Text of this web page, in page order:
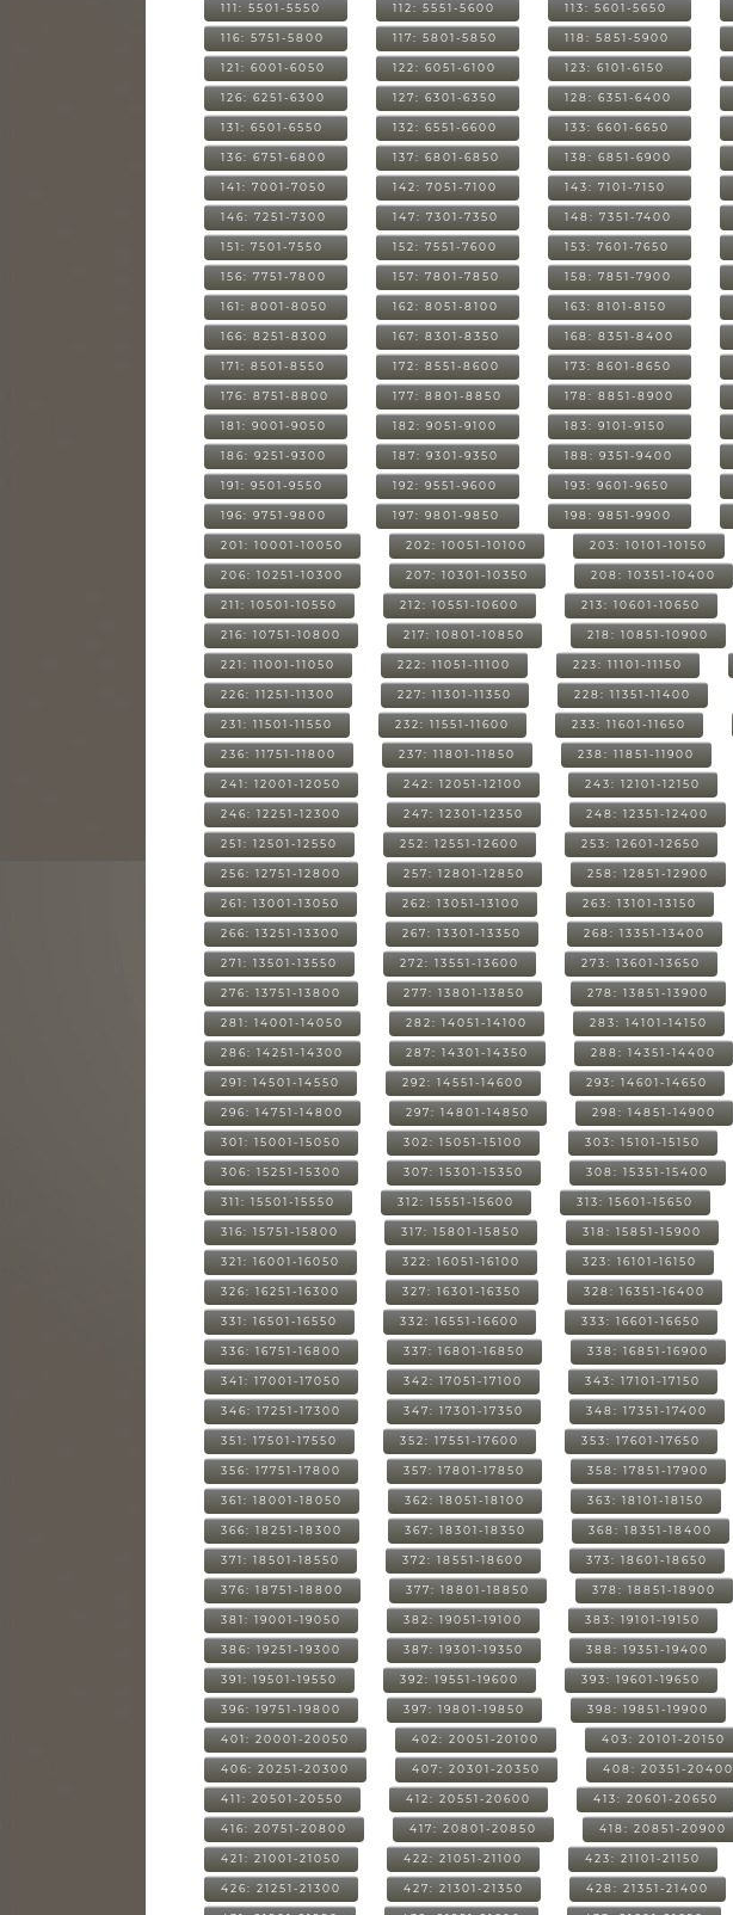
111: 5501-5550 112: 5551-5600 113: 5601-5650
116: 5751-5800 117: 5801-5850 118: 5851-5900
121: 6001-6050 122: 6051-6100 123: 6101-6150
126: 6251-6300 127: 6301-6350 128: 6351-6400
131: 6501-6550 132: 6551-6600 133: 6601-6650
136: 6751-6800 137: 6801-6850 138: 6851-6900
141: 7001-7050 142: 7051-7100 143: 7101-7150
146: 7251-7300 147: 7301-7350 148: 7351-7400
151: 7501-7550 152: 7551-7600 153: 7601-7650
156: 7751-7800 157: 7801-7850 158: 7851-7900
161: 8001-8050 162: 8051-8100 163: 8101-8150
166: 8251-8300 167: 8301-8350 168: 8351-8400
171: 8501-8550 172: 8551-8600 173: 8601-8650
176: 8751-8800 177: 8801-8850 178: 8851-8900
181: 9001-9050 182: 9051-9100 183: 9101-9150
186: 9251-9300 187: 9301-9350 188: 9351-9400
191: 9501-9550 192: 9551-9600 193: 9601-9650
196: 9751-9800 197: 9801-9850 198: 9851-9900
201: 10001-10050 202: 10051-10100 203: 10101-10150
206: 10251-10300 207: 10301-10350 208: 10351-10400
211: 10501-10550 212: 10551-10600 213: 10601-10650
216: 10751-10800 217: 10801-10850 218: 10851-10900
221: 11001-11050 222: 11051-11100 223: 11101-11150
226: 11251-11300 227: 11301-11350 228: 11351-11400
231: 11501-11550 232: 11551-11600 233: 11601-11650
236: 11751-11800 237: 11801-11850 238: 11851-11900
241: 12001-12050 242: 12051-12100 243: 12101-12150
246: 12251-12300 247: 12301-12350 248: 12351-12400
251: 12501-12550 252: 12551-12600 253: 12601-12650
256: 12751-12800 257: 12801-12850 258: 12851-12900
261: 13001-13050 262: 13051-13100 263: 13101-13150
266: 13251-13300 267: 13301-13350 268: 13351-13400
271: 13501-13550 272: 13551-13600 273: 13601-13650
276: 13751-13800 277: 13801-13850 278: 13851-13900
281: 14001-14050 282: 14051-14100 283: 14101-14150
286: 14251-14300 287: 14301-14350 288: 14351-14400
291: 14501-14550 292: 14551-14600 293: 14601-14650
296: 14751-14800 297: 14801-14850 298: 14851-14900
301: 15001-15050 302: 15051-15100 303: 15101-15150
306: 15251-15300 307: 15301-15350 308: 15351-15400
311: 15501-15550 312: 15551-15600 313: 15601-15650
316: 15751-15800 317: 15801-15850 318: 15851-15900
321: 16001-16050 322: 16051-16100 323: 16101-16150
326: 16251-16300 327: 16301-16350 328: 16351-16400
331: 16501-16550 332: 16551-16600 333: 16601-16650
336: 16751-16800 337: 16801-16850 338: 16851-16900
341: 17001-17050 342: 17051-17100 343: 17101-17150
346: 17251-17300 347: 17301-17350 348: 17351-17400
351: 17501-17550 352: 17551-17600 353: 17601-17650
356: 17751-17800 357: 17801-17850 358: 17851-17900
361: 18001-18050 362: 18051-18100 363: 18101-18150
366: 18251-18300 367: 18301-18350 368: 18351-18400
371: 18501-18550 372: 18551-18600 373: 18601-18650
376: 18751-18800 377: 18801-18850 378: 18851-18900
381: 19001-19050 382: 19051-19100 383: 19101-19150
386: 19251-19300 387: 19301-19350 388: 19351-19400
391: 19501-19550 392: 19551-19600 393: 19601-19650
396: 19751-19800 397: 19801-19850 398: 19851-19900
401: 20001-20050 402: 20051-20100 403: 20101-20150
406: 20251-20300 407: 20301-20350 408: 20351-20400
411: 20501-20550 412: 20551-20600 413: 20601-20650
416: 20751-20800 417: 20801-20850 418: 20851-20900
421: 21001-21050 422: 21051-21100 423: 21101-21150
426: 21251-21300 427: 21301-21350 428: 21351-21400